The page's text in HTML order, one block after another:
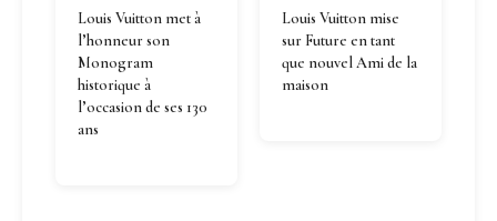
Louis Vuitton met à
l’honneur son
Monogram
historique à
l’occasion de ses 130
ans
Louis Vuitton mise
sur Future en tant
que nouvel Ami de la
maison